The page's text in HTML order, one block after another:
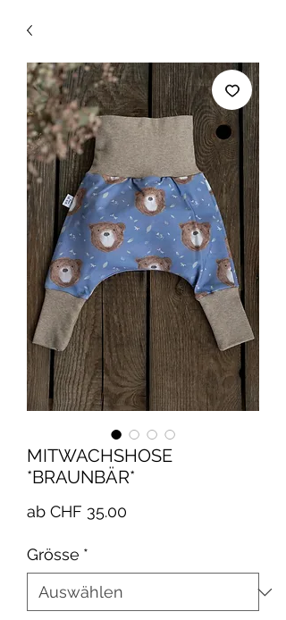
MITWACHSHOSE
*BRAUNBÄR*
ab CHF 35.00
Grösse *